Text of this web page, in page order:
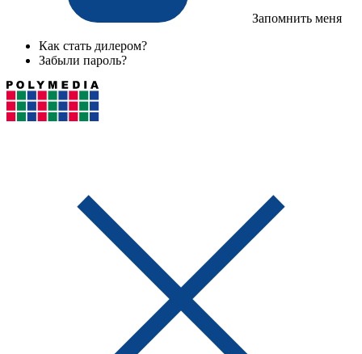
Запомнить меня
Как стать дилером?
Забыли пароль?